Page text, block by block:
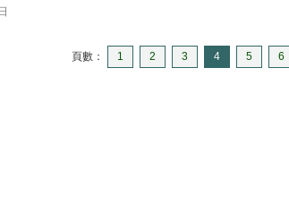
頁數： 1 2 3 4 5 6